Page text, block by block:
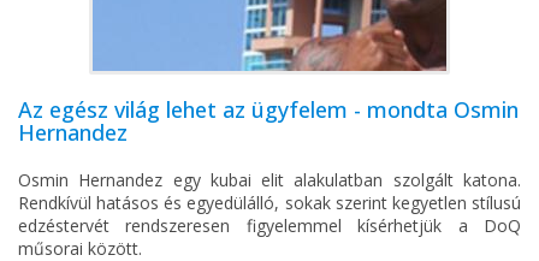
Az egész világ lehet az ügyfelem - mondta Osmin
Hernandez
Osmin Hernandez egy kubai elit alakulatban szolgált katona.
Rendkívül hatásos és egyedülálló, sokak szerint kegyetlen stílusú
edzéstervét rendszeresen figyelemmel kísérhetjük a DoQ
műsorai között.